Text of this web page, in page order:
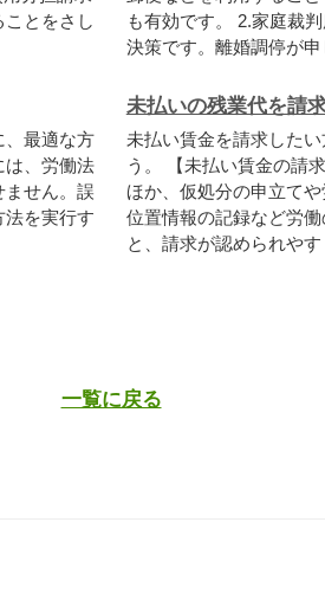
とをさし
も有効です。 2.家庭裁
決策です。離婚調停が
、最適な方
は、労働法
せん。誤
法を実行す
未払いの残業代を請
未払い賃金を請求した
う。 【未払い賃金の請
ほか、仮処分の申立て
位置情報の記録など労
と、請求が認められや
一覧に戻る